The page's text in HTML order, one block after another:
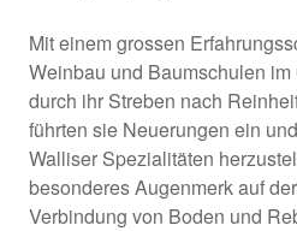
Mit einem grossen
Weinbau und Baumschulen
durch ihr Streben nach
führten sie Neuerungen ein
Walliser Spezialitäten
besonderes Augenmerk auf
Verbindung von Boden und